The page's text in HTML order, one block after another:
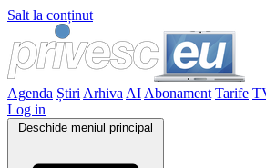
Salt la conținut
Agenda Știri Arhiva AI Abonament Tarife
Log in
Deschide meniul principal